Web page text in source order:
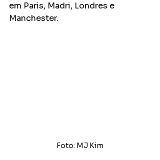
em Paris, Madri, Londres e
Manchester.
Foto: MJ Kim